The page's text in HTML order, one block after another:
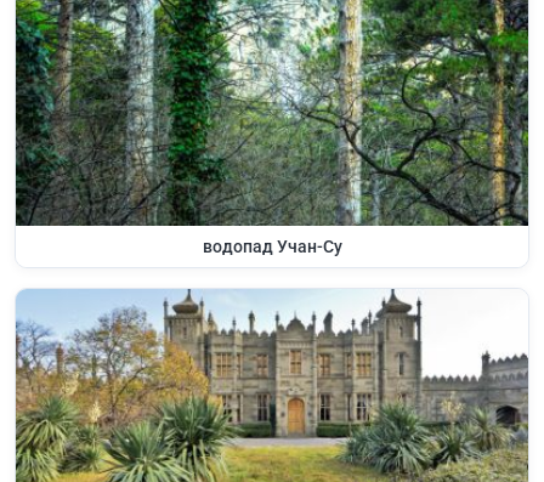
водопад Учан-Су